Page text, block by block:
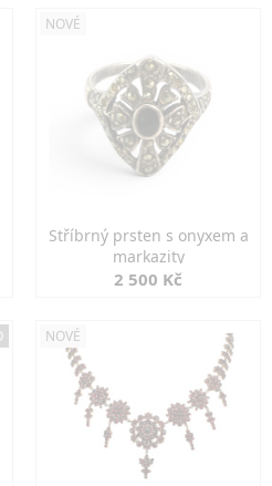
NOVÉ
Stříbrný prsten s onyxem a
markazity
2 500 Kč
NOVÉ